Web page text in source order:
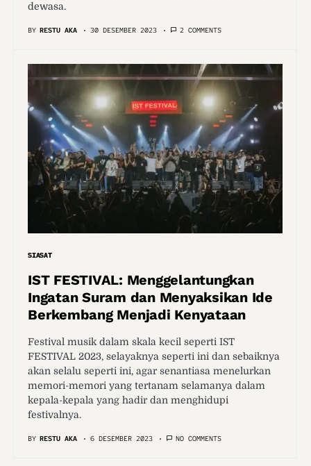
dewasa.
BY RESTU AKA 30 DESEMBER 2023 2 COMMENTS
SIASAT
IST FESTIVAL: Menggelantungkan
Ingatan Suram dan Menyaksikan Ide
Berkembang Menjadi Kenyataan
Festival musik dalam skala kecil seperti IST
FESTIVAL 2023, selayaknya seperti ini dan sebaiknya
akan selalu seperti ini, agar senantiasa menelurkan
memori-memori yang tertanam selamanya dalam
kepala-kepala yang hadir dan menghidupi
festivalnya.
BY RESTU AKA 6 DESEMBER 2023 NO COMMENTS